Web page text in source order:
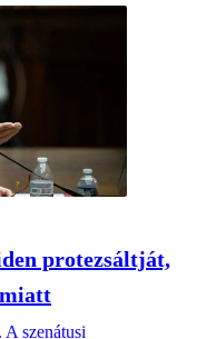
protezsáltját,
szenátusi